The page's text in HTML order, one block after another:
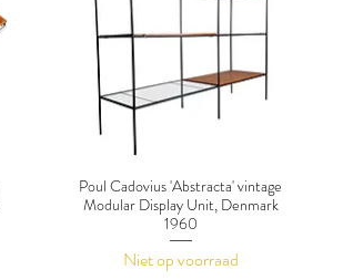
Poul Cadovius 'Abstracta' vintage
Modular Display Unit, Denmark
1960
Niet op voorraad